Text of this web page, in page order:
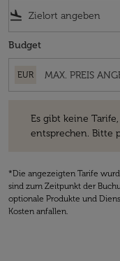
flight_land
Budget
EUR
Es gibt keine
entsprechen. Bitte
*Die angezeigten Tarife
sind zum Zeitpunkt der
optionale Produkte und
Kosten anfallen.